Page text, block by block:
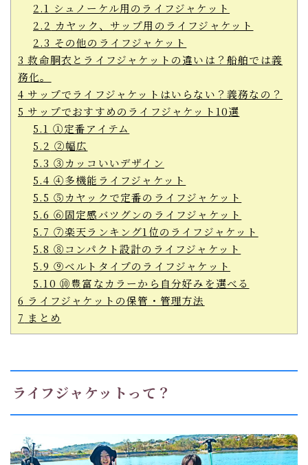
2.1 シュノーケル用のライフジャケット
2.2 カヤック、サップ用のライフジャケット
2.3 その他のライフジャケット
3 救命胴衣とライフジャケットの違いは？船舶では義
務化。
4 サップでライフジャケットはいらない？義務なの？
5 サップでおすすめのライフジャケット10選
5.1 ①定番アイテム
5.2 ②幅広
5.3 ③カッコいいデザイン
5.4 ④多機能ライフジャケット
5.5 ⑤カヤックで定番のライフジャケット
5.6 ⑥固定感バツグンのライフジャケット
5.7 ⑦楽天ランキング1位のライフジャケット
5.8 ⑧コンパクト設計のライフジャケット
5.9 ⑨ベルトタイプのライフジャケット
5.10 ⑩豊富なカラーから自分好みを選べる
6 ライフジャケットの保管・管理方法
7 まとめ
ライフジャケットって？